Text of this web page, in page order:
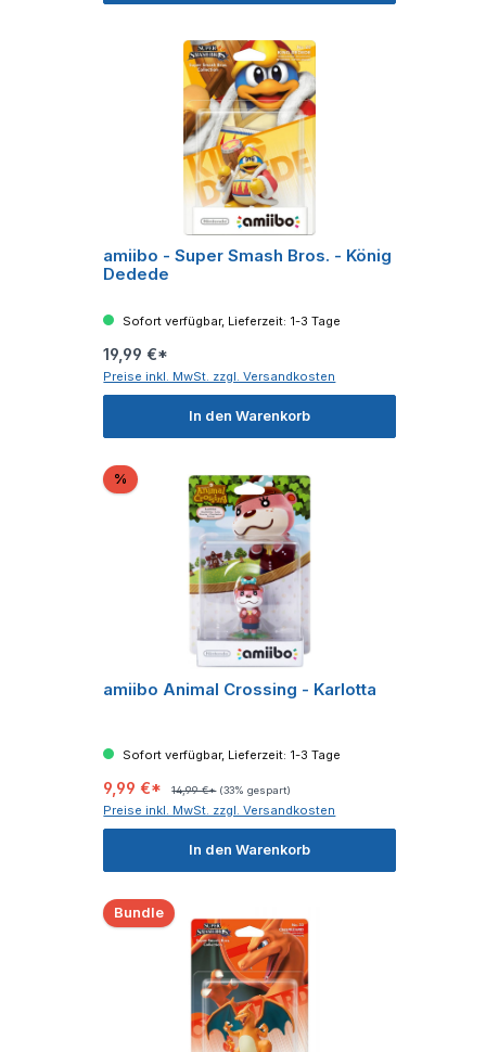
amiibo - Super Smash Bros. - König
Dedede
Sofort verfügbar, Lieferzeit: 1-3 Tage
19,99 €*
Preise inkl. MwSt. zzgl. Versandkosten
In den Warenkorb
% Rabatt
amiibo Animal Crossing - Karlotta
Sofort verfügbar, Lieferzeit: 1-3 Tage
9,99 €* 14,99 €* (33% gespart)
Preise inkl. MwSt. zzgl. Versandkosten
In den Warenkorb
Bundle